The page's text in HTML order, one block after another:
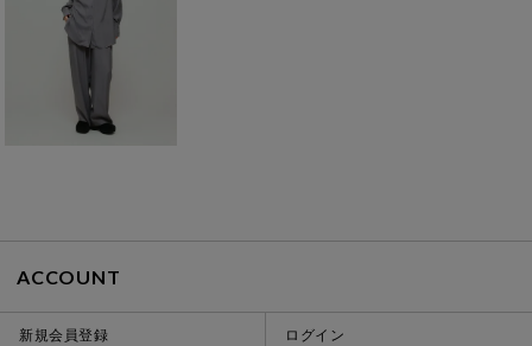
ACCOUNT
新規会員登録 ログイン